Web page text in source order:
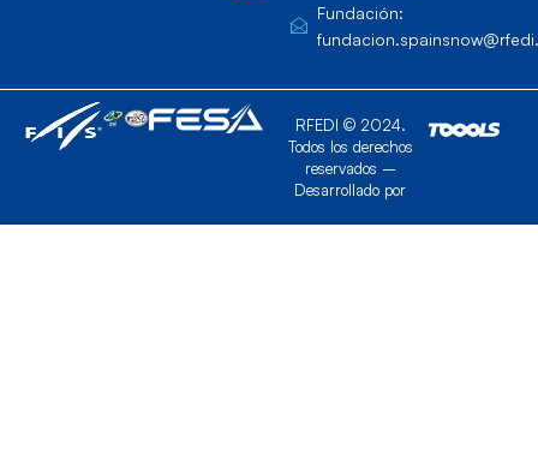
Fundación:
RFEDI © 2024.
Todos los derechos
reservados –
Desarrollado por